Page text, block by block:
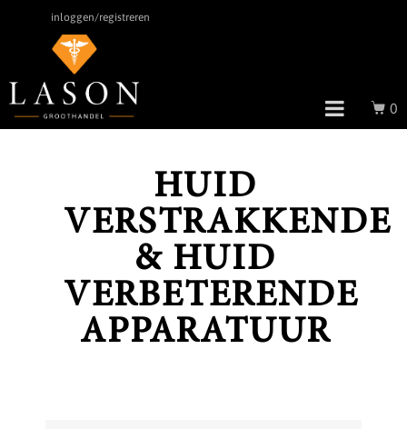
inloggen/registreren
0
HUID
VERSTRAKKENDE
& HUID
VERBETERENDE
APPARATUUR